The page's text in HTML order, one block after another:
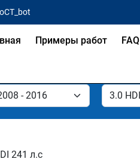
Примеры работ FAQ
241 л.с